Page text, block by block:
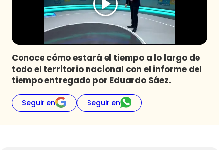
Conoce cómo estará el tiempo a lo largo de
todo el territorio nacional con el informe del
tiempo entregado por Eduardo Sáez.
Seguir en Seguir en
Programas
Club De La Comedia
Contigo en Directo
Plan Perfecto
El Tiempo
Sabingo
Todos Los Programas